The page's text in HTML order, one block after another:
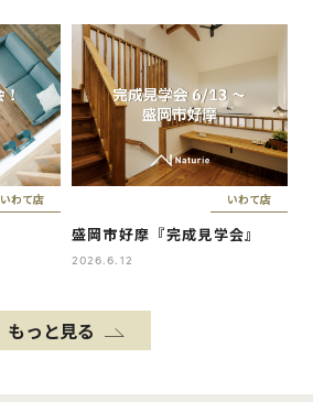
いわて店 いわて店
盛岡市好摩『完成見学会』
2026.6.12
もっと見る